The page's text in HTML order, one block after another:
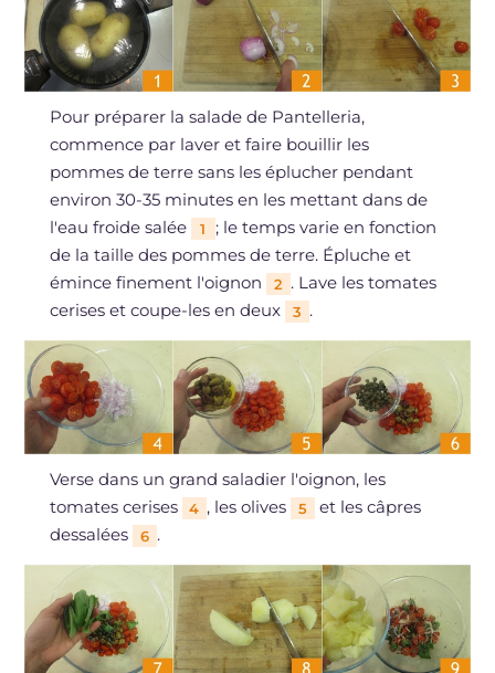
Pour préparer la salade de Pantelleria,
commence par laver et faire bouillir les
pommes de terre sans les éplucher pendant
environ 30-35 minutes en les mettant dans de
l'eau froide salée
1
; le temps varie en fonction
de la taille des pommes de terre. Épluche et
émince finement l'oignon
2 . Lave les tomates
cerises et coupe-les en deux
3 .
Verse dans un grand saladier l'oignon, les
tomates cerises
4 , les olives 5
et les câpres
dessalées
6 .